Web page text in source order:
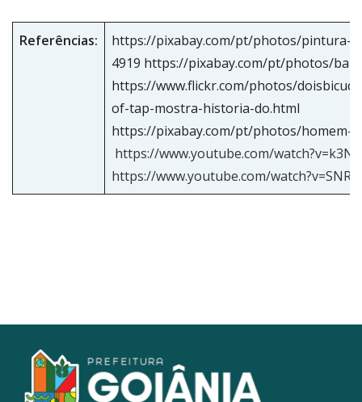
Referências:
https://pixabay.com/pt/photos/pintura-
4919 https://pixabay.com/pt/photos/
https://www.flickr.com/photos/
of-tap-mostra-historia-do.html
https://pixabay.com/pt/photos/homem-
https://www.youtube.com/
https://www.youtube.com/